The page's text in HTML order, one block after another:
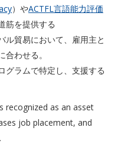
）やACTFL言語能力評価
筋を提供する
ル貿易において、雇用主と
わせる。
グラムで特定し、支援する
recognized as an asset
job placement, and